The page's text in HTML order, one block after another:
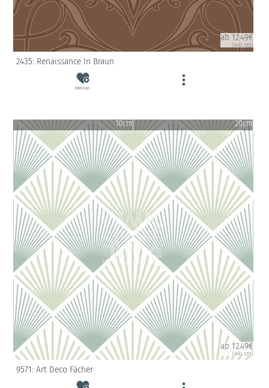
ab 12.49€
(inkl. USt)
2435: Renaissance In Braun
Merken
10cm 20cm
ab 12.49€
(inkl. USt)
9571: Art Deco Fächer